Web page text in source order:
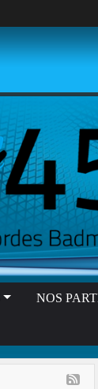
NOS